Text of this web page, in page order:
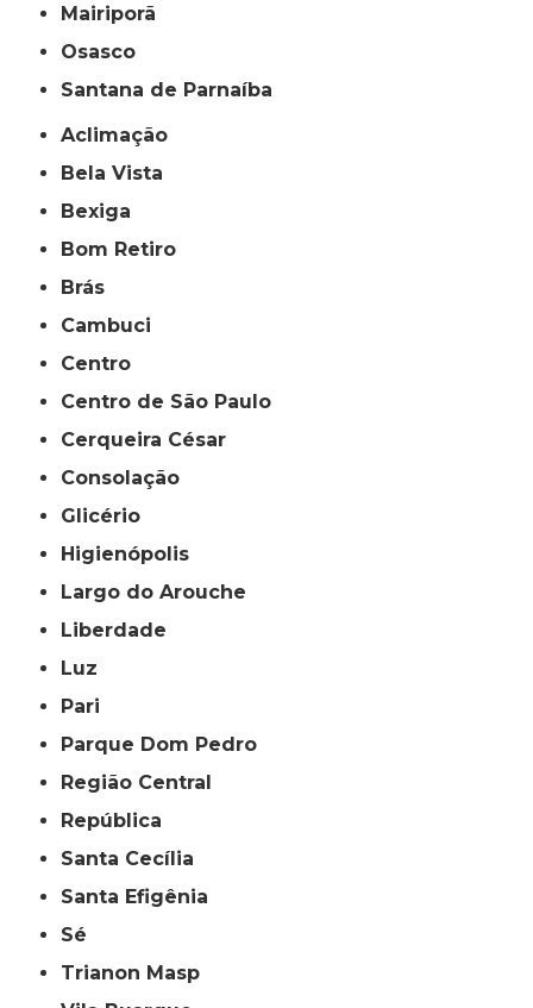
Mairiporã
Osasco
Santana de Parnaíba
Aclimação
Bela Vista
Bexiga
Bom Retiro
Brás
Cambuci
Centro
Centro de São Paulo
Cerqueira César
Consolação
Glicério
Higienópolis
Largo do Arouche
Liberdade
Luz
Pari
Parque Dom Pedro
Região Central
República
Santa Cecília
Santa Efigênia
Sé
Trianon Masp